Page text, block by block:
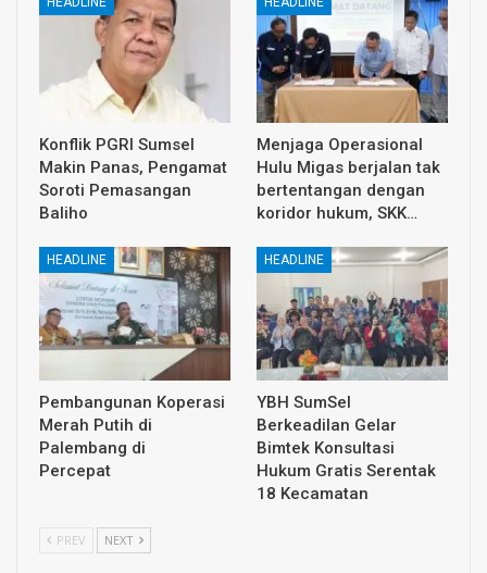
Konflik PGRI Sumsel
Makin Panas, Pengamat
Soroti Pemasangan
Baliho
Menjaga Operasional
Hulu Migas berjalan tak
bertentangan dengan
koridor hukum, SKK…
HEADLINE
Pembangunan Koperasi
Merah Putih di
Palembang di
Percepat
HEADLINE
YBH SumSel
Berkeadilan Gelar
Bimtek Konsultasi
Hukum Gratis Serentak
18 Kecamatan
PREV NEXT